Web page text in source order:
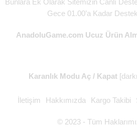
Bunlara Ek Olarak Sitemizin Canlı
Gece 01.00’a Kadar
AnadoluGame.com Ucuz Ürün
Karanlık Modu Aç / Kapat
İletişim Hakkımızda Kargo Takibi
© 2023 - Tüm